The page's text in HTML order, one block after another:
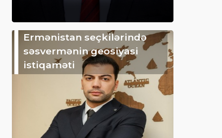
Ermənistan seçkilərində
səsvermənin geosiyasi
istiqaməti